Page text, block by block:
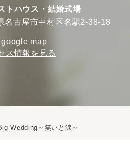
トハウス・結婚式場
古屋市中村区名駅2-38-18
google map
ス情報を見る
Wedding～笑いと涙～